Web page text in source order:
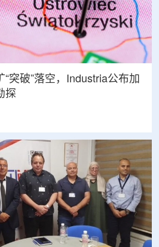
突破”落空，Industria公布加
探